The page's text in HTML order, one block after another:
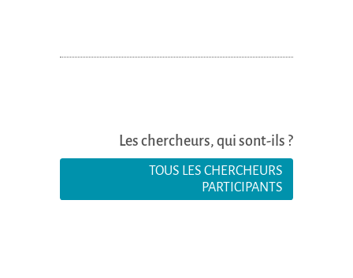
Les chercheurs, qui sont-ils ?
TOUS LES CHERCHEURS
PARTICIPANTS